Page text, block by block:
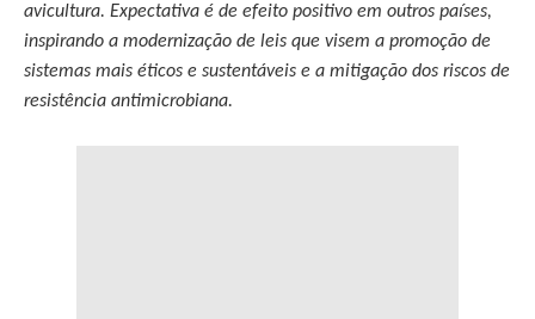
avicultura. Expectativa é de efeito positivo em outros países,
inspirando a modernização de leis que visem a promoção de
sistemas mais éticos e sustentáveis e a mitigação dos riscos de
resistência antimicrobiana.